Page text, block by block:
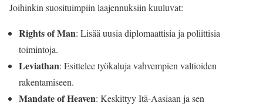
Joihinkin suosituimpiin laajennuksiin kuuluvat:
Rights of Man: Lisää uusia diplomaattisia ja poliittisia
toimintoja.
Leviathan: Esittelee työkaluja vahvempien valtioiden
rakentamiseen.
Mandate of Heaven: Keskittyy Itä-Aasiaan ja sen